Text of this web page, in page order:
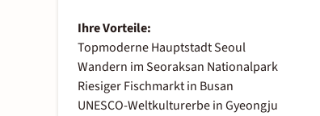
Ihre Vorteile:
Topmoderne Hauptstadt Seoul
Wandern im Seoraksan Nationalpark
Riesiger Fischmarkt in Busan
UNESCO-Weltkulturerbe in Gyeongju